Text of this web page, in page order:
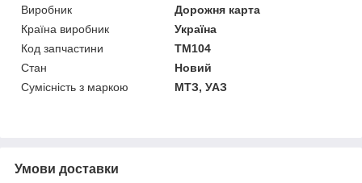
Виробник
Дорожня карта
Країна виробник
Україна
Код запчастини
ТМ104
Стан
Новий
Сумісність з маркою
МТЗ, УАЗ
Умови доставки